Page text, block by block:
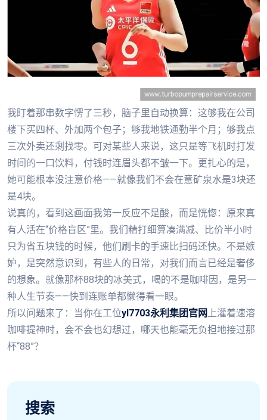
我盯着那串数字愣了三秒，脑子里自动换算：这够我在公司
楼下买四杯、外加两个包子；够我地铁通勤半个月；够我点
三次外卖还剩找零。可对某些人来说，这只是等飞机时打发
时间的一口饮料，付钱时连眉头都不皱一下。更扎心的是，
她可能根本没注意价格——就像我们不会在意矿泉水是3块还
是4块。
说真的，看到这画面我第一反应不是酸，而是恍惚：原来真
有人活在“价格盲区”里。我们精打细算凑满减、比价半小时
只为省五块钱的时候，他们刷卡的手速比扫码还快。不是嫉
妒，是突然意识到，有些人的日常，对我们而言已经是奢侈
的想象。就像那杯88块的冰美式，喝的不是咖啡因，是另一
种人生节奏——快到连账单都懒得看一眼。
所以问题来了：当你在工位yl7703永利集团官网上灌着速溶
咖啡提神时，会不会也幻想过，哪天也能毫无负担地接过那
杯“88”？
搜索